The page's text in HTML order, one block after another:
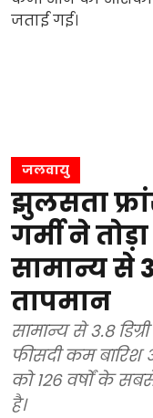
जलवायु
झुलसता
गर्मी ने तोड़ा
सामान्य से
तापमान
सामान्य से 3.8
फीसदी कम बारिश
को 126 वर्षों के
है।